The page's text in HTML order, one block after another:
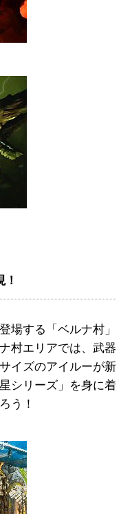
場する「ベルナ村」
村エリアでは、武器
イズのアイルーが新
シリーズ」を身に着
う！